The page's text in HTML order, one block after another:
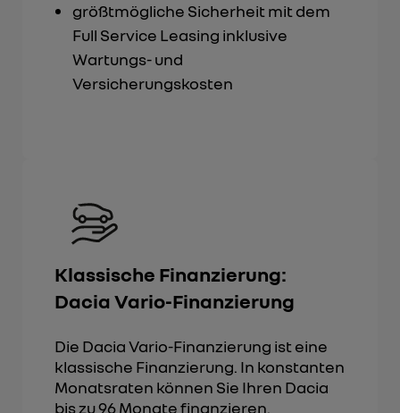
größtmögliche Sicherheit mit dem
Full Service Leasing inklusive
Wartungs- und
Versicherungskosten
Klassische Finanzierung:
Dacia Vario-Finanzierung
Die Dacia Vario-Finanzierung ist eine
klassische Finanzierung. In konstanten
Monatsraten können Sie Ihren Dacia
bis zu 96 Monate finanzieren.